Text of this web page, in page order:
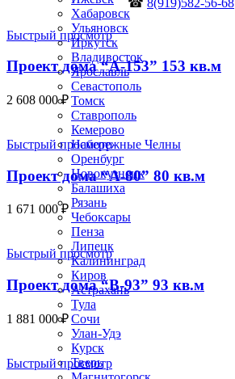
Хабаровск
Ульяновск
Иркутск
Владивосток
Ярославль
Севастополь
Томск
Ставрополь
Кемерово
Набережные Челны
Оренбург
Новокузнецк
Балашиха
Рязань
Чебоксары
Пенза
Липецк
Калининград
Киров
Астрахань
Тула
Сочи
Улан-Удэ
Курск
Тверь
☎ 8(919)582-56-68
Быстрый просмотр
Проект дома “А-153” 153 кв.м
2 608 000₽
Быстрый просмотр
Проект дома “А-80” 80 кв.м
1 671 000₽
Быстрый просмотр
Проект дома “В-93” 93 кв.м
1 881 000₽
Быстрый просмотр